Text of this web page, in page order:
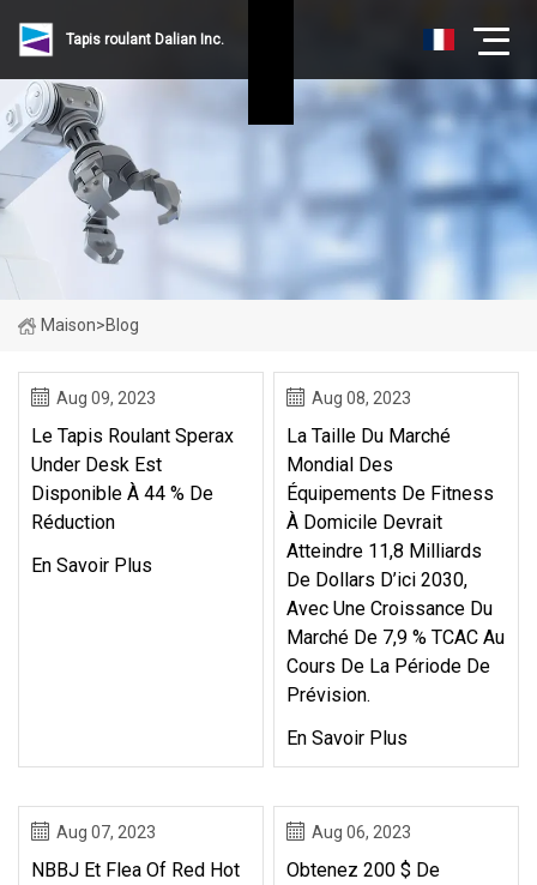
Tapis roulant Dalian Inc.
Maison>Blog
Aug 09, 2023
Le Tapis Roulant Sperax
Under Desk Est
Disponible À 44 % De
Réduction
En Savoir Plus
Aug 08, 2023
La Taille Du Marché
Mondial Des
Équipements De Fitness
À Domicile Devrait
Atteindre 11,8 Milliards
De Dollars D’ici 2030,
Avec Une Croissance Du
Marché De 7,9 % TCAC Au
Cours De La Période De
Prévision.
En Savoir Plus
Aug 07, 2023
NBBJ Et Flea Of ​​Red Hot
Aug 06, 2023
Obtenez 200 $ De